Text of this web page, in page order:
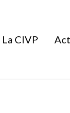
La CIVP